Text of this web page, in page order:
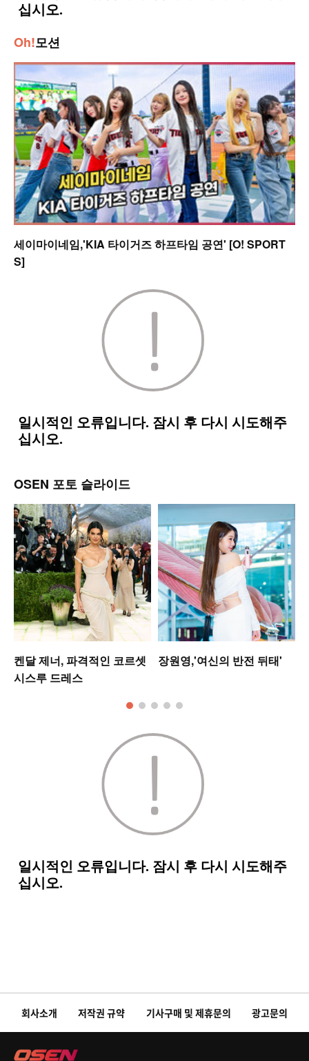
Oh!모션
세이마이네임,'KIA 타이거즈 하프타임 공연' [O! SPORT
S]
OSEN 포토 슬라이드
켄달 제너, 파격적인 코르셋
시스루 드레스
장원영,'여신의 반전 뒤태'
회사소개 저작권 규약 기사구매 및 제휴문의 광고문의